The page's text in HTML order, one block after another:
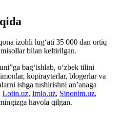
izohli lug‘ati 35 000 dan ortiq
bilan keltirilgan.
bag‘ishlab, o‘zbek tilini
kopirayterlar, blogerlar va
ishga tushirishni an’anaga
Lotin.uz, Imlo.uz, Sinonim.uz,
havola qilgan.